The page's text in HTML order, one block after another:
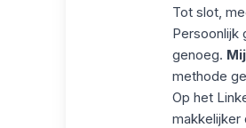
Tot slot,
Persoonlijk
genoeg.
methode
Op het
makkelijker